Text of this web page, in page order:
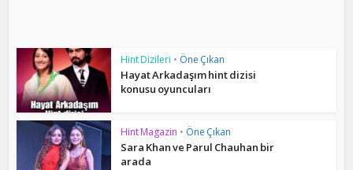
Hint Dizileri • Öne Çıkan
Hayat Arkadaşım hint dizisi
konusu oyuncuları
Hint Magazin • Öne Çıkan
Sara Khan ve Parul Chauhan bir
arada